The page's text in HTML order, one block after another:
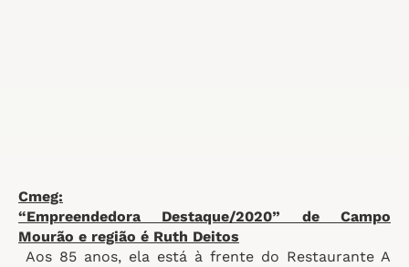
Cmeg:
“Empreendedora Destaque/2020” de Campo
Mourão e região é Ruth Deitos
Aos 85 anos, ela está à frente do Restaurante A